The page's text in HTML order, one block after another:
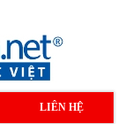
LIÊN HỆ